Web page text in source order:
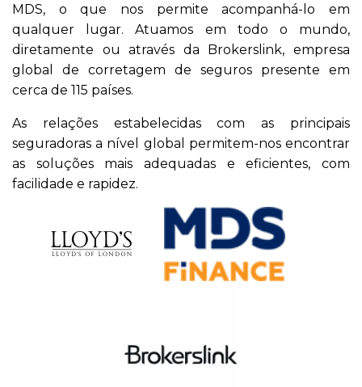
MDS, o que nos permite acompanhá-lo em
qualquer lugar. Atuamos em todo o mundo,
diretamente ou através da Brokerslink, empresa
global de corretagem de seguros presente em
cerca de 115 países.
As relações estabelecidas com as principais
seguradoras a nível global permitem-nos encontrar
as soluções mais adequadas e eficientes, com
facilidade e rapidez.